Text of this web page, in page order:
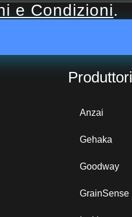
e Condizioni.
Produttori
Anzai
Gehaka
Goodway
GrainSense